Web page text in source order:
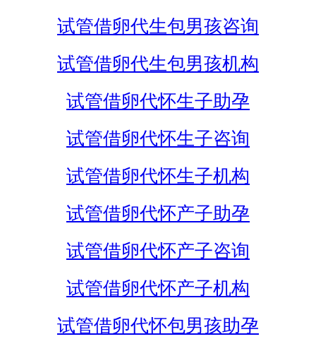
试管借卵代生包男孩咨询
试管借卵代生包男孩机构
试管借卵代怀生子助孕
试管借卵代怀生子咨询
试管借卵代怀生子机构
试管借卵代怀产子助孕
试管借卵代怀产子咨询
试管借卵代怀产子机构
试管借卵代怀包男孩助孕